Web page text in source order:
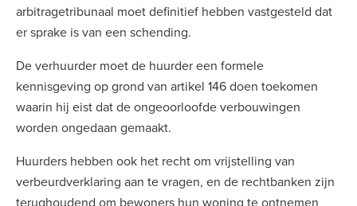
arbitragetribunaal moet definitief hebben vastgesteld dat
er sprake is van een schending.
De verhuurder moet de huurder een formele
kennisgeving op grond van artikel 146 doen toekomen
waarin hij eist dat de ongeoorloofde verbouwingen
worden ongedaan gemaakt.
Huurders hebben ook het recht om vrijstelling van
verbeurdverklaring aan te vragen, en de rechtbanken zijn
terughoudend om bewoners hun woning te ontnemen